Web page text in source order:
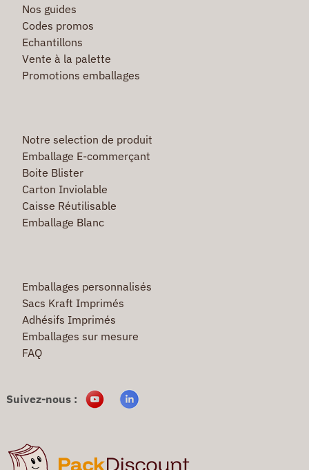
Nos guides
Codes promos
Echantillons
Vente à la palette
Promotions emballages
Notre selection de produit
Emballage E-commerçant
Boite Blister
Carton Inviolable
Caisse Réutilisable
Emballage Blanc
Emballages personnalisés
Sacs Kraft Imprimés
Adhésifs Imprimés
Emballages sur mesure
FAQ
Suivez-nous :